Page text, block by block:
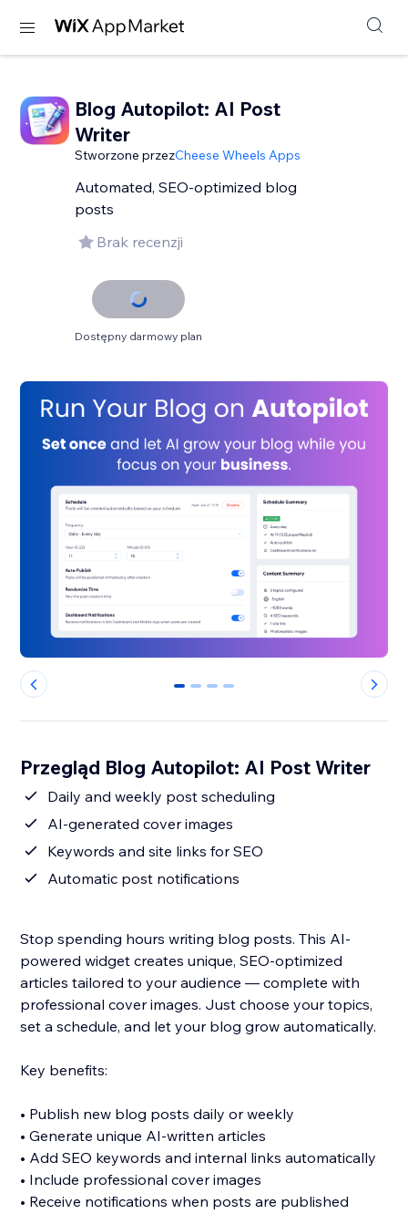
Blog Autopilot: AI Post
Writer
Stworzone przezCheese Wheels Apps
Automated, SEO-optimized blog
posts
Brak recenzji
Dostępny darmowy plan
0 1 2 3
Przegląd Blog Autopilot: AI Post Writer
Daily and weekly post scheduling
AI-generated cover images
Keywords and site links for SEO
Automatic post notifications
Stop spending hours writing blog posts. This AI-
powered widget creates unique, SEO-optimized
articles tailored to your audience — complete with
professional cover images. Just choose your topics,
set a schedule, and let your blog grow automatically.
Key benefits:
• Publish new blog posts daily or weekly
• Generate unique AI-written articles
• Add SEO keywords and internal links automatically
• Include professional cover images
• Receive notifications when posts are published